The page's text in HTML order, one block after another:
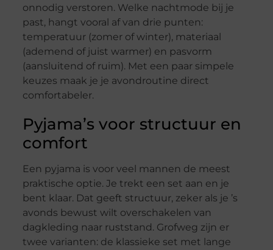
onnodig verstoren. Welke nachtmode bij je
past, hangt vooral af van drie punten:
temperatuur (zomer of winter), materiaal
(ademend of juist warmer) en pasvorm
(aansluitend of ruim). Met een paar simpele
keuzes maak je je avondroutine direct
comfortabeler.
Pyjama’s voor structuur en
comfort
Een pyjama is voor veel mannen de meest
praktische optie. Je trekt een set aan en je
bent klaar. Dat geeft structuur, zeker als je ’s
avonds bewust wilt overschakelen van
dagkleding naar ruststand. Grofweg zijn er
twee varianten: de klassieke set met lange